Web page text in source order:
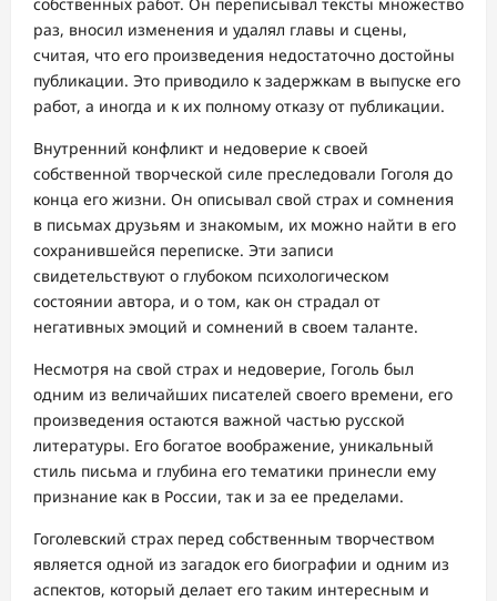
раз, вносил изменения и удалял главы и сцены,
считая, что его произведения недостаточно достойны
публикации. Это приводило к задержкам в выпуске его
работ, а иногда и к их полному отказу от публикации.
Внутренний конфликт и недоверие к своей
собственной творческой силе преследовали Гоголя до
конца его жизни. Он описывал свой страх и сомнения
в письмах друзьям и знакомым, их можно найти в его
сохранившейся переписке. Эти записи
свидетельствуют о глубоком психологическом
состоянии автора, и о том, как он страдал от
негативных эмоций и сомнений в своем таланте.
Несмотря на свой страх и недоверие, Гоголь был
одним из величайших писателей своего времени, его
произведения остаются важной частью русской
литературы. Его богатое воображение, уникальный
стиль письма и глубина его тематики принесли ему
признание как в России, так и за ее пределами.
Гоголевский страх перед собственным творчеством
является одной из загадок его биографии и одним из
аспектов, который делает его таким интересным и